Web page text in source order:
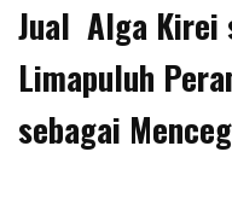
Jual Alga Kirei
Limapuluh
sebagai